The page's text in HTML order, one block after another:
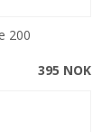
200
395 NOK